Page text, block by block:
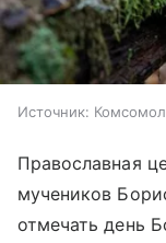
Источник:
Православная
мучеников
отмечать день